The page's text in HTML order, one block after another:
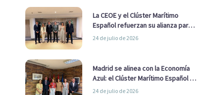
La CEOE y el Clúster Marítimo
Español refuerzan su alianza para
impulsar una estrategia Nacional
24 de julio de 2026
Madrid se alinea con la Economía
Azul: el Clúster Marítimo Español y
la Real Liga Naval avanzan alianzas
24 de julio de 2026